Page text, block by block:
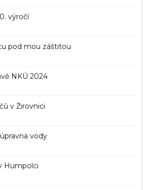
výročí
pod mou záštitou
NKÚ 2024
v Žirovnici
vody
Humpolci